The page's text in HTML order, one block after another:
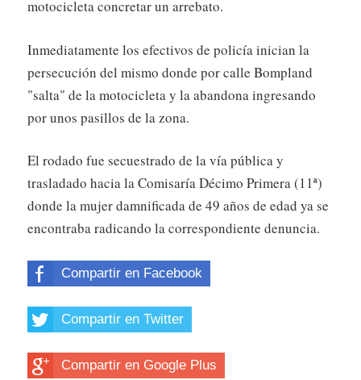
motocicleta concretar un arrebato.
Inmediatamente los efectivos de policía inician la
persecución del mismo donde por calle Bompland
"salta" de la motocicleta y la abandona ingresando
por unos pasillos de la zona.
El rodado fue secuestrado de la vía pública y
trasladado hacia la Comisaría Décimo Primera (11ª)
donde la mujer damnificada de 49 años de edad ya se
encontraba radicando la correspondiente denuncia.
Compartir en Facebook
Compartir en Twitter
Compartir en Google Plus